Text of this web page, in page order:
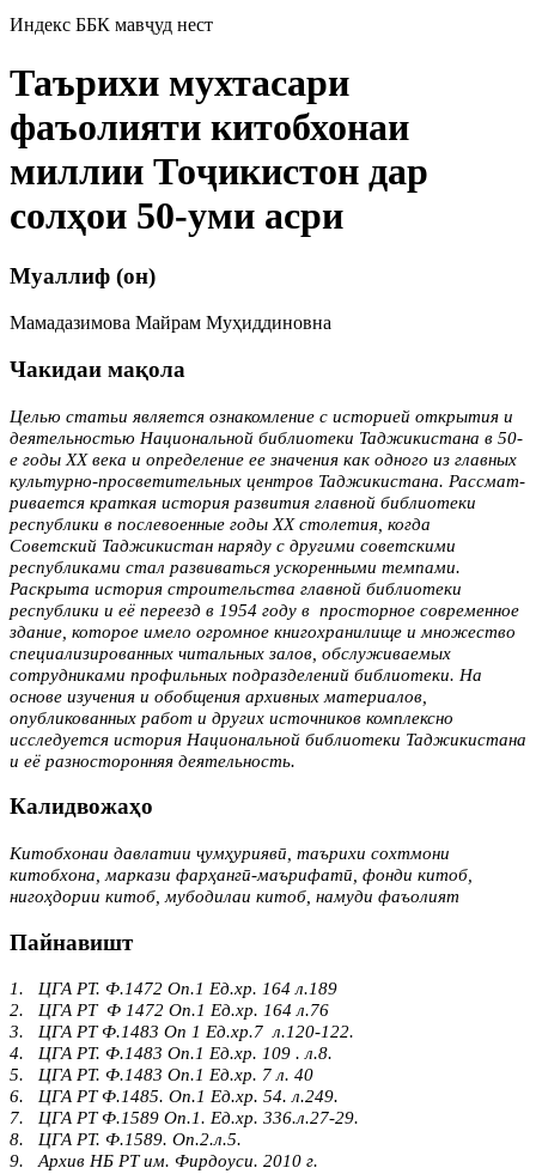
Индекс ББК мавҷуд нест
Таърихи мухтасари
фаъолияти китобхонаи
миллии Тоҷикистон дар
солҳои 50-уми асри
Муаллиф (он)
Мамадазимова Майрам Муҳиддиновна
Чакидаи мақола
Целью статьи является ознакомление с историей открытия и
деятельностью Национальной библиотеки Таджикистана в 50-
е годы ХХ века и определение ее значения как одного из главных
культурно-просветительных центров Таджикистана. Рассмат­
ривается краткая история развития главной библиотеки
республики в послевоенные годы ХХ столетия, когда
Советский Таджикистан наряду с другими советскими
республиками стал развиваться ускоренными темпами.
Раскрыта история строительства главной библиотеки
республики и её переезд в 1954 году в просторное современное
здание, которое имело огромное книгохранилище и множество
специализированных читальных залов, обслуживаемых
сотрудниками профильных подразделений библиотеки. На
основе изучения и обобщения архивных материалов,
опубликованных работ и других источников комплексно
исследуется история Национальной библиотеки Таджикистана
и её разносторонняя деятельность.
Калидвожаҳо
Китобхонаи давлатии ҷумҳуриявӣ, таърихи сохтмони
китобхона, маркази фарҳангӣ-маърифатӣ, фонди китоб,
нигоҳдории китоб, мубодилаи китоб, намуди фаъолият
Пайнавишт
1.
ЦГА РТ. Ф.1472 Оп.1 Ед.хр. 164 л.189
2.
ЦГА РТ Ф 1472 Оп.1 Ед.хр. 164 л.76
3.
ЦГА РТ Ф.1483 Оп 1 Ед.хр.7 л.120-122.
4.
ЦГА РТ. Ф.1483 Оп.1 Ед.хр. 109 . л.8.
5.
ЦГА РТ. Ф.1483 Оп.1 Ед.хр. 7 л. 40
6.
ЦГА РТ Ф.1485. Оп.1 Ед.хр. 54. л.249.
7.
ЦГА РТ Ф.1589 Оп.1. Ед.хр. 336.л.27-29.
8.
ЦГА РТ. Ф.1589. Оп.2.л.5.
9.
Архив НБ РТ им. Фирдоуси. 2010 г.